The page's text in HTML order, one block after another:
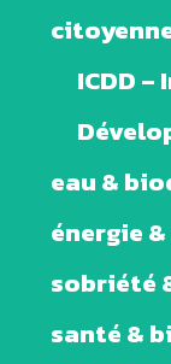
ICDD
eau &
énergie
sobriété
santé &